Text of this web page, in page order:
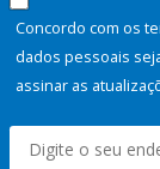
Concordo com os
dados pessoais
assinar as